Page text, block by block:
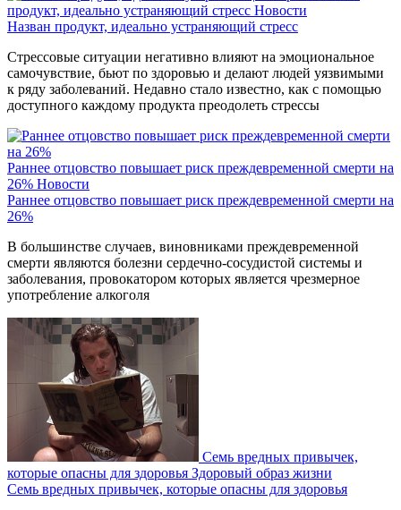
продукт, идеально устраняющий стресс Новости
Назван продукт, идеально устраняющий стресс
Стрессовые ситуации негативно влияют на эмоциональное
самочувствие, бьют по здоровью и делают людей уязвимыми
к ряду заболеваний. Недавно стало известно, как с помощью
доступного каждому продукта преодолеть стрессы
Раннее отцовство повышает риск преждевременной смерти на
26% Новости
Раннее отцовство повышает риск преждевременной смерти на
26%
В большинстве случаев, виновниками преждевременной
смерти являются болезни сердечно-сосудистой системы и
заболевания, провокатором которых является чрезмерное
употребление алкоголя
Семь вредных привычек,
которые опасны для здоровья Здоровый образ жизни
Семь вредных привычек, которые опасны для здоровья